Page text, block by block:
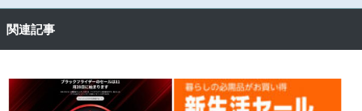
関連記事